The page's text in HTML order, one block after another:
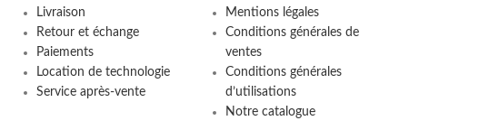
Livraison
Retour et échange
Paiements
Location de technologie
Service après-vente
Mentions légales
Conditions générales de
ventes
Conditions générales
d’utilisations
Notre catalogue